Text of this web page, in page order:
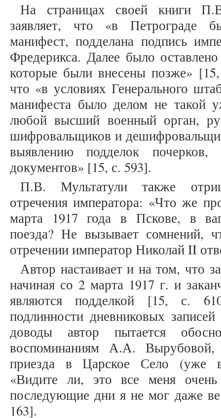
На страницах своей книги
заявляет, что «в Петрограде
манифест, подделана подпись
Фредерикса. Далее было
которые были внесены позже»
что «в условиях Генерального
манифеста было делом не такой
любой высший военный орган,
шифровальщиков и
выявлению подделок
документов» [15, с. 593].
П.В. Мультатули также
отречения императора: «Что же
марта 1917 года в Пскове, в
поезда? Не вызывает сомнений,
отречении император Николай II
Автор настаивает и на том, что
начиная со 2 марта 1917 г. и
являются подделкой [15, с.
подлинности дневниковых
доводы автор пытается
воспоминаниям А.А. Вырубовой,
приезда в Царское Село (уже в
«Видите ли, это все меня
последующие дни я не мог даже
163].